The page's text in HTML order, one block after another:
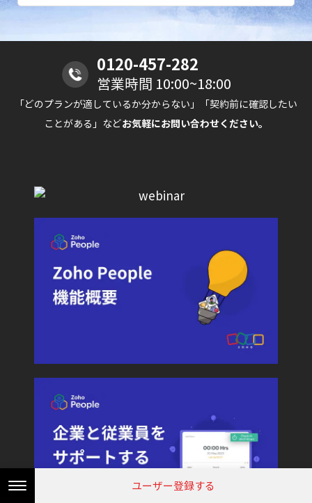
0120-457-282
営業時間 10:00~18:00
「どのプランが適しているか分からない」「契約前に確認したい
ことがある」などお気軽にお問い合わせください。
ユーザー登録する